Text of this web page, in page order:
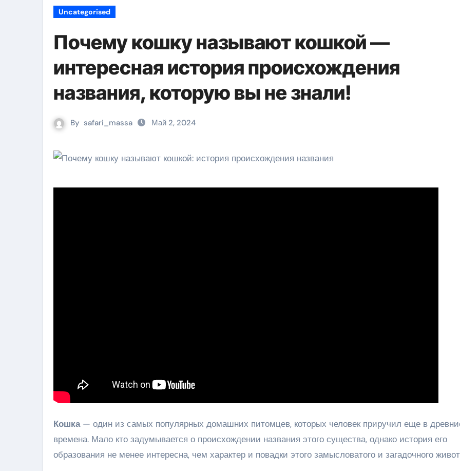
Uncategorised
Почему кошку называют кошкой —
интересная история происхождения
названия, которую вы не знали!
By safari_massa Май 2, 2024
Кошка— один из самых популярных домашних питомцев, которых человек приручил еще в
времена. Мало кто задумывается о происхождении названия этого существа, однако история его
образования не менее интересна, чем характер и повадки этого замысловатого и загадочного